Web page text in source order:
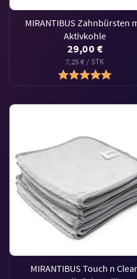
MIRANTIBUS Zahnbürsten
Aktivkohle
29,00 €
7,25 € / STK
MIRANTIBUS Touch n